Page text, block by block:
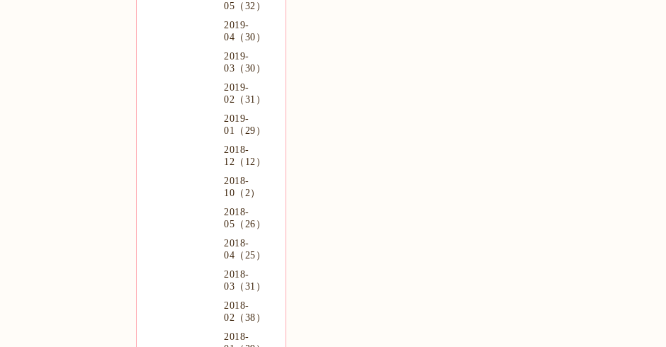
05（32）
2019-
04（30）
2019-
03（30）
2019-
02（31）
2019-
01（29）
2018-
12（12）
2018-
10（2）
2018-
05（26）
2018-
04（25）
2018-
03（31）
2018-
02（38）
2018-